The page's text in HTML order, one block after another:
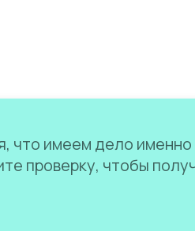
что имеем дело именно
проверку, чтобы